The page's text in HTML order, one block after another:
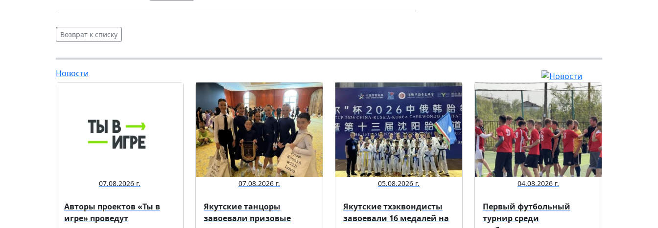
Возврат к списку
Новости
07.08.2026 г.
Авторы проектов «Ты в
игре» проведут
07.08.2026 г.
Якутские танцоры
завоевали призовые
05.08.2026 г.
Якутские тхэквондисты
завоевали 16 медалей на
04.08.2026 г.
Первый футбольный
турнир среди